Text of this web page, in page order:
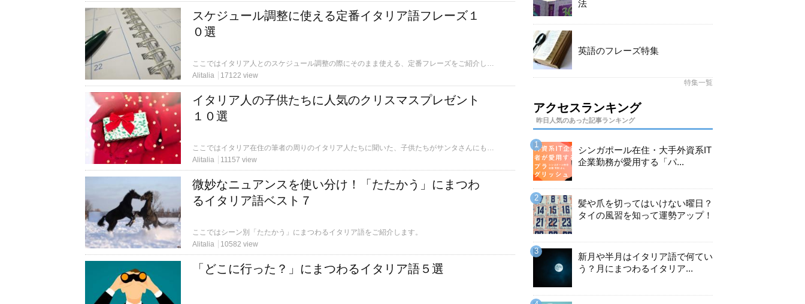
スケジュール調整に使える定番イタリア語フレーズ１
０選
ここではイタリア人とのスケジュール調整の際にそのまま使える、定番フレーズをご紹介します。
Alitalia
17122 view
イタリア人の子供たちに人気のクリスマスプレゼント
１０選
ここではイタリア在住の筆者の周りのイタリア人たちに聞いた、子供たちがサンタさんにもらいたいものベスト10を、現地より生レポートします。
Alitalia
11157 view
微妙なニュアンスを使い分け！「たたかう」にまつわ
るイタリア語ベスト７
ここではシーン別「たたかう」にまつわるイタリア語をご紹介します。
Alitalia
10582 view
「どこに行った？」にまつわるイタリア語５選
法
英語のフレーズ特集
特集一覧
アクセスランキング
昨日人気のあった記事ランキング
シンガポール在住・大手外資系IT
企業勤務が愛用する「パ...
髪や爪を切ってはいけない曜日？
タイの風習を知って運勢アップ！
新月や半月はイタリア語で何てい
う？月にまつわるイタリア...